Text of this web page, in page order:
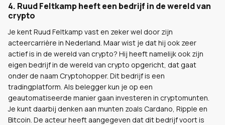
4. Ruud Feltkamp heeft een bedrijf in de wereld van
crypto
Je kent Ruud Feltkamp vast en zeker wel door zijn
acteercarrière in Nederland. Maar wist je dat hij ook zeer
actief is in de wereld van crypto? Hij heeft namelijk ook zijn
eigen bedrijf in de wereld van crypto opgericht, dat gaat
onder de naam Cryptohopper. Dit bedrijf is een
tradingplatform. Als belegger kun je op een
geautomatiseerde manier gaan investeren in cryptomunten.
Je kunt daarbij denken aan munten zoals Cardano, Ripple en
Bitcoin. De acteur heeft aangegeven dat dit bedrijf voort is